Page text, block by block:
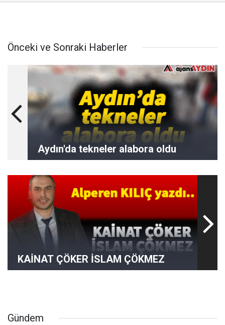
Önceki ve Sonraki Haberler
Aydın'da tekneler alabora oldu
KAİNAT ÇÖKER İSLAM ÇÖKMEZ
Gündem